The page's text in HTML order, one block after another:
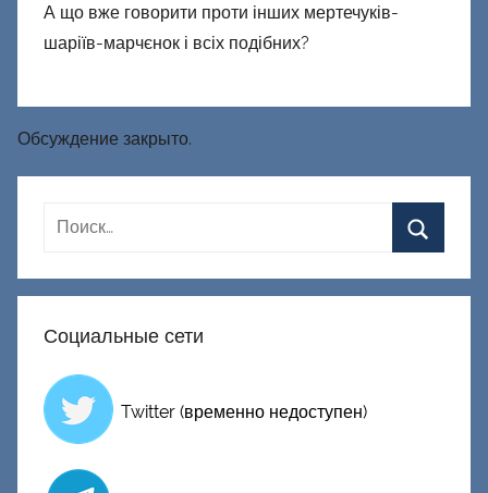
А що вже говорити проти інших мертечуків-
шаріїв-марчєнок і всіх подібних?
Обсуждение закрыто.
Социальные сети
Twitter (временно недоступен)